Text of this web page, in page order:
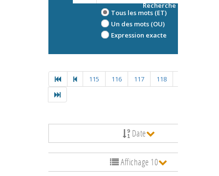
Tous les mots (ET)
Un des mots (OU)
Expression exacte
Recherche avancée
115 116 117 118
Date
Affichage 10